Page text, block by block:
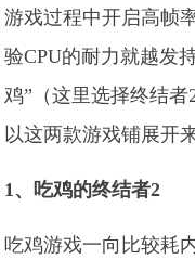
游戏过程中开启高帧
验CPU的耐力就越发
鸡”（这里选择终结
以这两款游戏铺展开
1、吃鸡的终结者2
吃鸡游戏一向比较耗